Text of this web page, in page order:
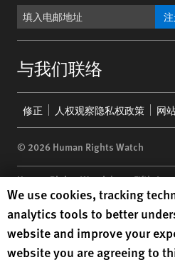
与我们联络
menu
修正 人权观察隐私权政策 网
© 2026 Human Rights Watch
Human Rights Watch| 350 Fifth
10118-3299USA|t 1.212.290.4700
Human Rights Watchis a 501(C)(3)
under EIN: 13-2875808
Human Rights Watch cookie
We use cookies, tracking
analytics tools to better
website and improve your
website you are agreeing to